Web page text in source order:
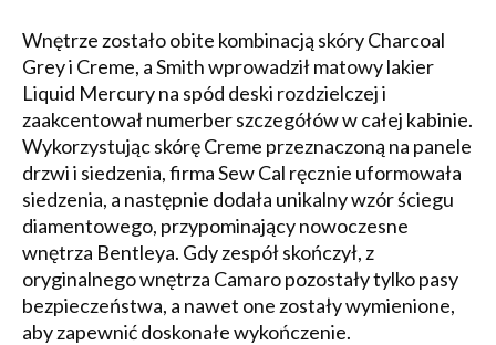
Wnętrze zostało obite kombinacją skóry Charcoal
Grey i Creme, a Smith wprowadził matowy lakier
Liquid Mercury na spód deski rozdzielczej i
zaakcentował numerber szczegółów w całej kabinie.
Wykorzystując skórę Creme przeznaczoną na panele
drzwi i siedzenia, firma Sew Cal ręcznie uformowała
siedzenia, a następnie dodała unikalny wzór ściegu
diamentowego, przypominający nowoczesne
wnętrza Bentleya. Gdy zespół skończył, z
oryginalnego wnętrza Camaro pozostały tylko pasy
bezpieczeństwa, a nawet one zostały wymienione,
aby zapewnić doskonałe wykończenie.